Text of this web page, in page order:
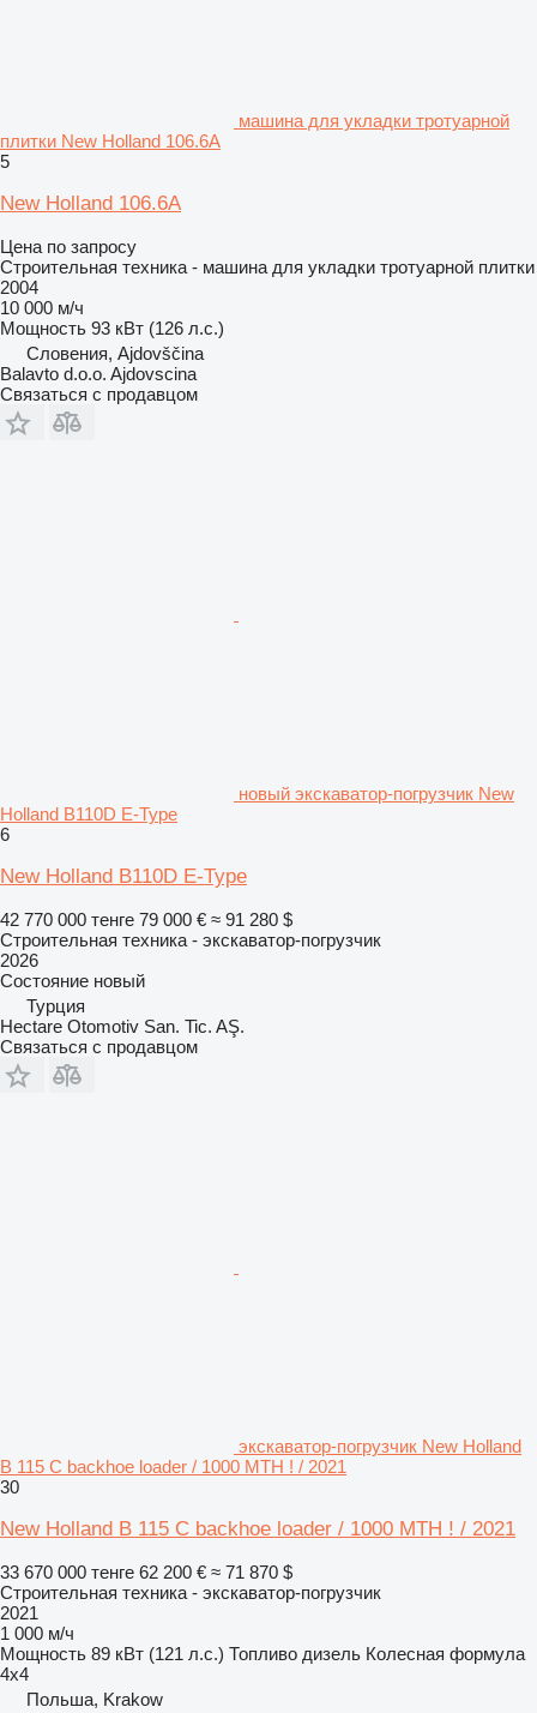
машина для укладки тротуарной
плитки New Holland 106.6A
5
New Holland 106.6A
Цена по запросу
Строительная техника - машина для укладки тротуарной плитки
2004
10 000 м/ч
Мощность 93 кВт (126 л.с.)
Словения, Ajdovščina
Balavto d.o.o. Ajdovscina
Связаться с продавцом
новый экскаватор-погрузчик New
Holland B110D E-Type
6
New Holland B110D E-Type
42 770 000 тенге 79 000 € ≈ 91 280 $
Строительная техника - экскаватор-погрузчик
2026
Состояние новый
Турция
Hectare Otomotiv San. Tic. AŞ.
Связаться с продавцом
экскаватор-погрузчик New Holland
B 115 C backhoe loader / 1000 MTH ! / 2021
30
New Holland B 115 C backhoe loader / 1000 MTH ! / 2021
33 670 000 тенге 62 200 € ≈ 71 870 $
Строительная техника - экскаватор-погрузчик
2021
1 000 м/ч
Мощность 89 кВт (121 л.с.) Топливо дизель Колесная формула
4x4
Польша, Krakow